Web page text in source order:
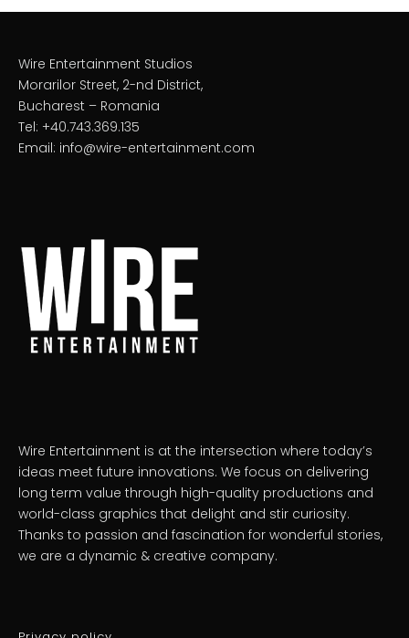
Wire Entertainment Studios
Morarilor Street, 2-nd District,
Bucharest – Romania
Tel: +40.743.369.135
Email: info@wire-entertainment.com
Wire Entertainment is at the intersection where today’s
ideas meet future innovations. We focus on delivering
long term value through high-quality productions and
world-class graphics that delight and stir curiosity.
Thanks to passion and fascination for wonderful stories,
we are a dynamic & creative company.